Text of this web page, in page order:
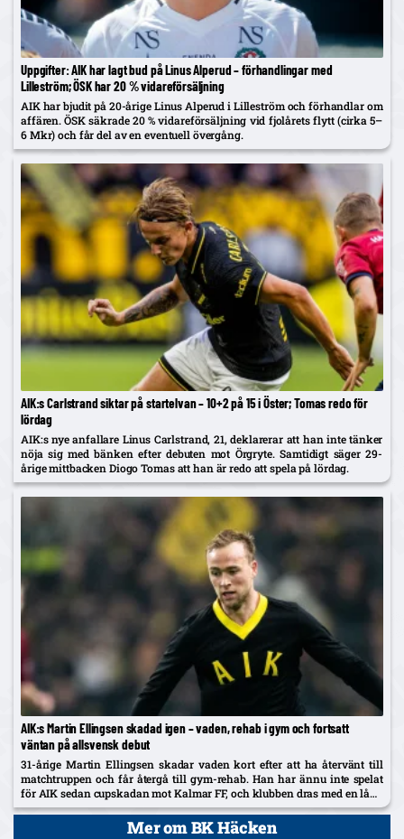
Uppgifter: AIK har lagt bud på Linus Alperud – förhandlingar med
Lilleström; ÖSK har 20 % vidareförsäljning
AIK har bjudit på 20-årige Linus Alperud i Lilleström och förhandlar om
affären. ÖSK säkrade 20 % vidareförsäljning vid fjolårets flytt (cirka 5–
6 Mkr) och får del av en eventuell övergång.
AIK:s Carlstrand siktar på startelvan – 10+2 på 15 i Öster; Tomas redo för
lördag
AIK:s nye anfallare Linus Carlstrand, 21, deklarerar att han inte tänker
nöja sig med bänken efter debuten mot Örgryte. Samtidigt säger 29-
årige mittbacken Diogo Tomas att han är redo att spela på lördag.
AIK:s Martin Ellingsen skadad igen – vaden, rehab i gym och fortsatt
väntan på allsvensk debut
31-årige Martin Ellingsen skadar vaden kort efter att ha återvänt till
matchtruppen och får återgå till gym-rehab. Han har ännu inte spelat
för AIK sedan cupskadan mot Kalmar FF, och klubben dras med en lång
skadelista som nu också utreds...
Mer om BK Häcken